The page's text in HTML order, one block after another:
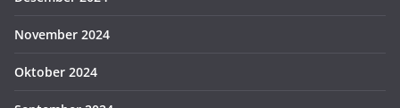
November 2024
Oktober 2024